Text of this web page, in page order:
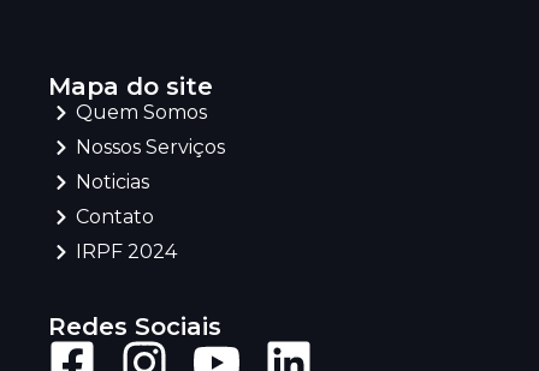
Mapa do site
Quem Somos
Nossos Serviços
Noticias
Contato
IRPF 2024
Redes Sociais